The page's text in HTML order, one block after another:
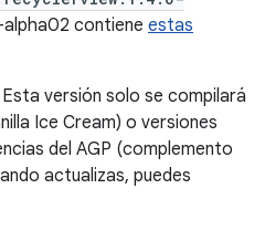
contiene estas
Esta versión solo se compilará
Ice Cream) o versiones
del AGP (complemento
actualizas, puedes